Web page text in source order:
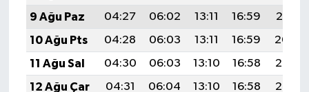
9 Ağu Paz
04:27 06:02 13:11 16:59
20:10
10 Ağu Pts
04:28 06:03 13:11 16:59
20:09
11 Ağu Sal
04:30 06:03 13:10 16:58
20:08
12 Ağu Çar
04:31 06:04 13:10 16:58
20:06